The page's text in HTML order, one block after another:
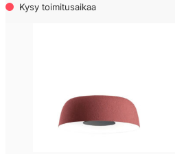
Kysy toimitusaikaa